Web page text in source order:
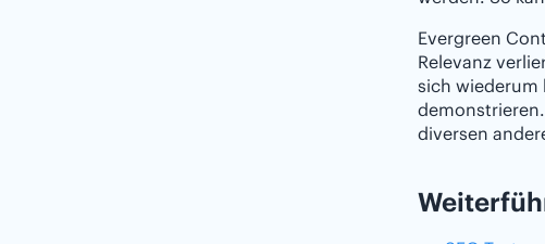
Evergreen
Relevanz
sich wiederum
diversen